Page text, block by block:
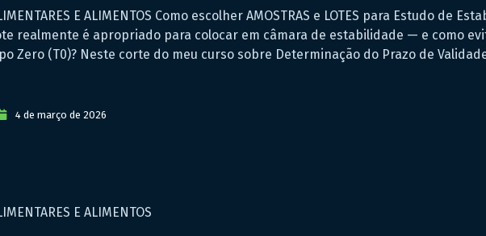
E ALIMENTOS Como escolher AMOSTRAS e LOTES para Estudo de
realmente é apropriado para colocar em câmara de estabilidade — e como
Zero (T0)? Neste corte do meu curso sobre Determinação do Prazo de
4 de março de 2026
E ALIMENTOS